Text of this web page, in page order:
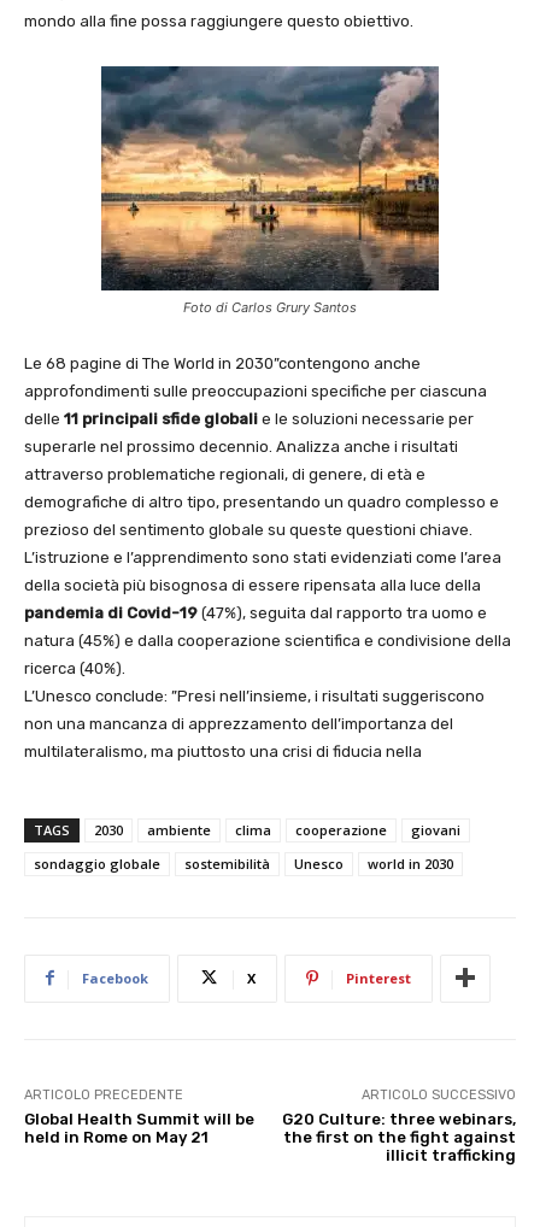
mondo alla fine possa raggiungere questo obiettivo.
Foto di Carlos Grury Santos
Le 68 pagine di The World in 2030”contengono anche
approfondimenti sulle preoccupazioni specifiche per ciascuna
delle 11 principali sfide globali e le soluzioni necessarie per
superarle nel prossimo decennio. Analizza anche i risultati
attraverso problematiche regionali, di genere, di età e
demografiche di altro tipo, presentando un quadro complesso e
prezioso del sentimento globale su queste questioni chiave.
L’istruzione e l’apprendimento sono stati evidenziati come l’area
della società più bisognosa di essere ripensata alla luce della
pandemia di Covid-19 (47%), seguita dal rapporto tra uomo e
natura (45%) e dalla cooperazione scientifica e condivisione della
ricerca (40%).
L’Unesco conclude: ”Presi nell’insieme, i risultati suggeriscono
non una mancanza di apprezzamento dell’importanza del
multilateralismo, ma piuttosto una crisi di fiducia nella
TAGS 2030 ambiente clima cooperazione
giovani
sondaggio globale
sostemibilità Unesco world in 2030
Facebook X Pinterest
ARTICOLO PRECEDENTE
Global Health Summit will be
held in Rome on May 21
ARTICOLO SUCCESSIVO
G20 Culture: three webinars,
the first on the fight against
illicit trafficking